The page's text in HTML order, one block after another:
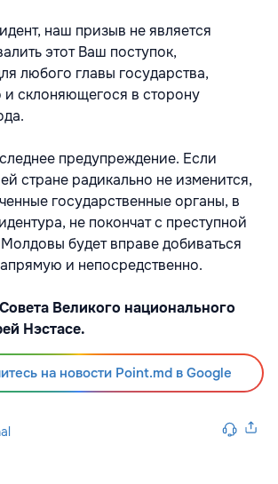
наш призыв не является
этот Ваш поступок,
любого главы государства,
и склоняющегося в сторону
предупреждение. Если
стране радикально не изменится,
государственные органы, в
не покончат с преступной
будет вправе добиваться
и непосредственно.
Великого национального
Нэстасе.
на новости Point.md в Google